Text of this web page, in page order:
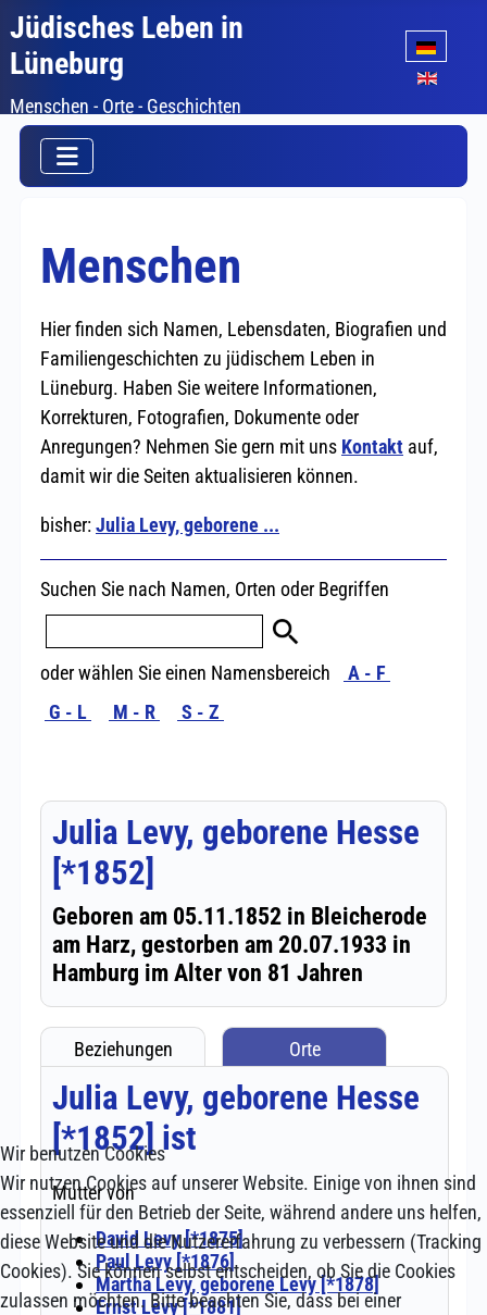
Jüdisches Leben in
Lüneburg
Menschen - Orte - Geschichten
Sprache
Wir benutzen Cookies
Wir nutzen Cookies auf unserer Website. Einige von ihnen sind
essenziell für den Betrieb der Seite, während andere uns helfen,
diese Website und die Nutzererfahrung zu verbessern (Tracking
Cookies). Sie können selbst entscheiden, ob Sie die Cookies
zulassen möchten. Bitte beachten Sie, dass bei einer